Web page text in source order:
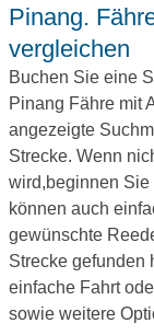
Pinang.
vergleichen
Buchen Sie eine
Pinang Fähre mit
angezeigte
Strecke. Wenn
wird,beginnen Sie
können auch
gewünschte
Strecke gefunden
einfache Fahrt
sowie weitere